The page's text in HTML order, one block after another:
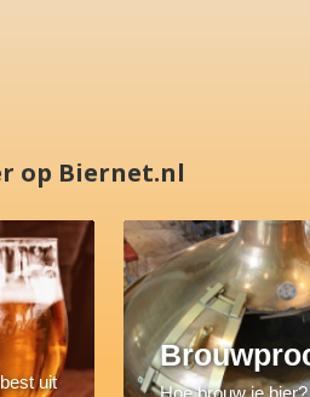
op Biernet.nl
uit
Hoe brouw je bier?